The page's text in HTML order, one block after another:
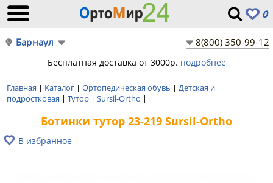
0
Барнаул 8(800) 350-99-12
Бесплатная доставка от 3000р. подробнее
Главная | Каталог | Ортопедическая обувь | Детская и
подростковая | Тутор | Sursil-Ortho |
Ботинки тутор 23-219 Sursil-Ortho
В избранное